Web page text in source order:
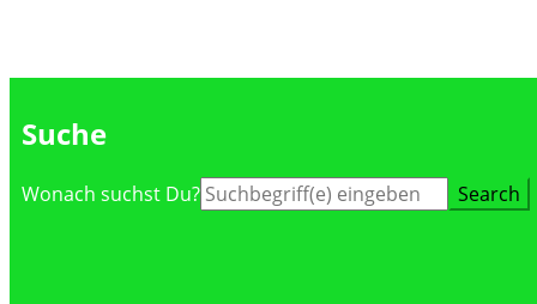
Suche
Suche
Wonach suchst Du?